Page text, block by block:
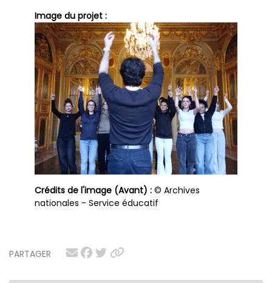
PARTAGER
Image du projet :
Crédits de l'image (Avant) : © Archives
nationales - Service éducatif